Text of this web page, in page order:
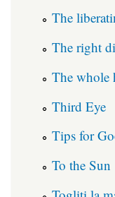
The
The right
The whole
Third Eye
Tips for
To the Sun